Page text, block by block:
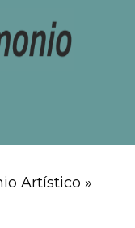
Artístico »